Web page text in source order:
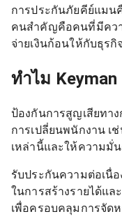
การประกันภัยคีย์แมน
คนสำคัญคือคนที่มีควา
จ่ายเงินก้อนให้กับธุร
ทำไม
ป้องกันการสูญเสียทา
การเปลี่ยนพนักงาน เ
เหล่านี้และให้ความมั่
รับประกันความต่อเนื่
ในการสร้างรายได้แ
เพื่อครอบคลุมการจัด